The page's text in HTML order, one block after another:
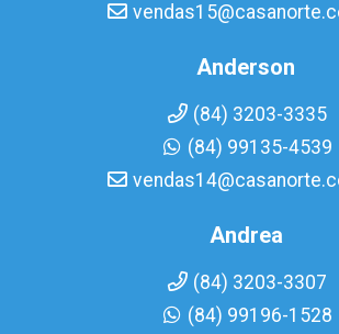
Anderson
(84) 3203-3335
(84) 99135-4539
Andrea
(84) 3203-3307
(84) 99196-1528